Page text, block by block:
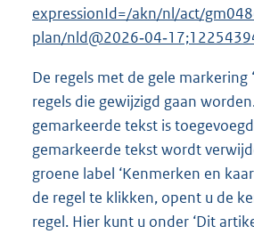
expressionId=/akn/nl/act/
plan/
De regels met de gele markering
regels die gewijzigd gaan
gemarkeerde tekst is
gemarkeerde tekst wordt
groene label ‘Kenmerken en
de regel te klikken, opent u de
regel. Hier kunt u onder ‘Dit